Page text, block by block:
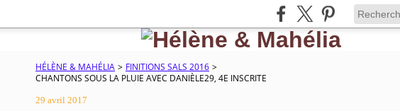
HÉLÈNE & MAHÉLIA > FINITIONS SALS 2016 >
CHANTONS SOUS LA PLUIE AVEC DANIÈLE29, 4E INSCRITE
29 avril 2017